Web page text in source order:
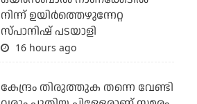
നിന്ന് ഉയിർത്തെഴുന്നേറ്റ
സ്പാനിഷ് പടയാളി
16 hours ago
കേന്ദ്രം തിരുത്തുക തന്നെ വേണ്ടി